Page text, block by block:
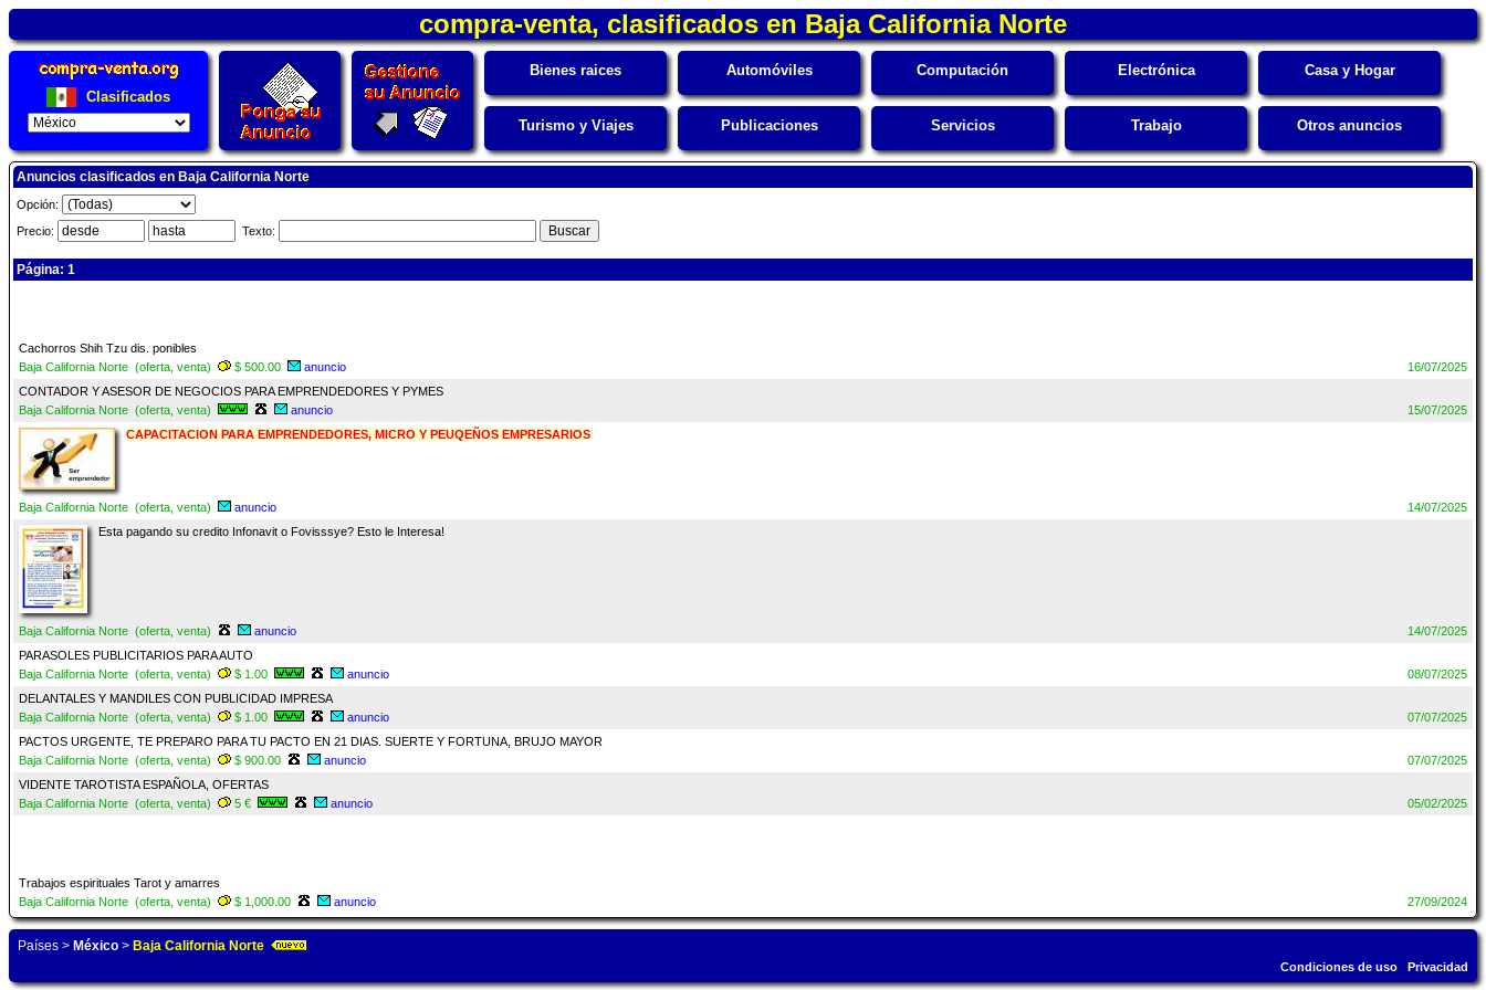
compra-venta, clasificados en Baja California Norte
Clasificados
Bienes raices Automóviles Computación Electrónica Casa y Hogar
Turismo y Viajes Publicaciones Servicios Trabajo Otros anuncios
Anuncios clasificados en Baja California Norte
Opción:
Precio:
Texto:
Página: 1
Cachorros Shih Tzu dis. ponibles
Baja California Norte (oferta, venta)
$ 500.00 anuncio
16/07/2025
CONTADOR Y ASESOR DE NEGOCIOS PARA EMPRENDEDORES Y PYMES
Baja California Norte (oferta, venta)
anuncio
15/07/2025
CAPACITACION PARA EMPRENDEDORES, MICRO Y PEUQEÑOS EMPRESARIOS
Baja California Norte (oferta, venta) anuncio
14/07/2025
Esta pagando su credito Infonavit o Fovisssye? Esto le Interesa!
Baja California Norte (oferta, venta) anuncio
14/07/2025
PARASOLES PUBLICITARIOS PARA AUTO
Baja California Norte (oferta, venta)
$ 1.00 anuncio
08/07/2025
DELANTALES Y MANDILES CON PUBLICIDAD IMPRESA
Baja California Norte (oferta, venta)
$ 1.00 anuncio
07/07/2025
PACTOS URGENTE, TE PREPARO PARA TU PACTO EN 21 DIAS. SUERTE Y FORTUNA, BRUJO MAYOR
Baja California Norte (oferta, venta)
$ 900.00 anuncio
07/07/2025
VIDENTE TAROTISTA ESPAÑOLA, OFERTAS
Baja California Norte (oferta, venta)
5 € anuncio 05/02/2025
Trabajos espirituales Tarot y amarres
Baja California Norte (oferta, venta)
$ 1,000.00 anuncio 27/09/2024
Países > México > Baja California Norte
Condiciones de uso Privacidad